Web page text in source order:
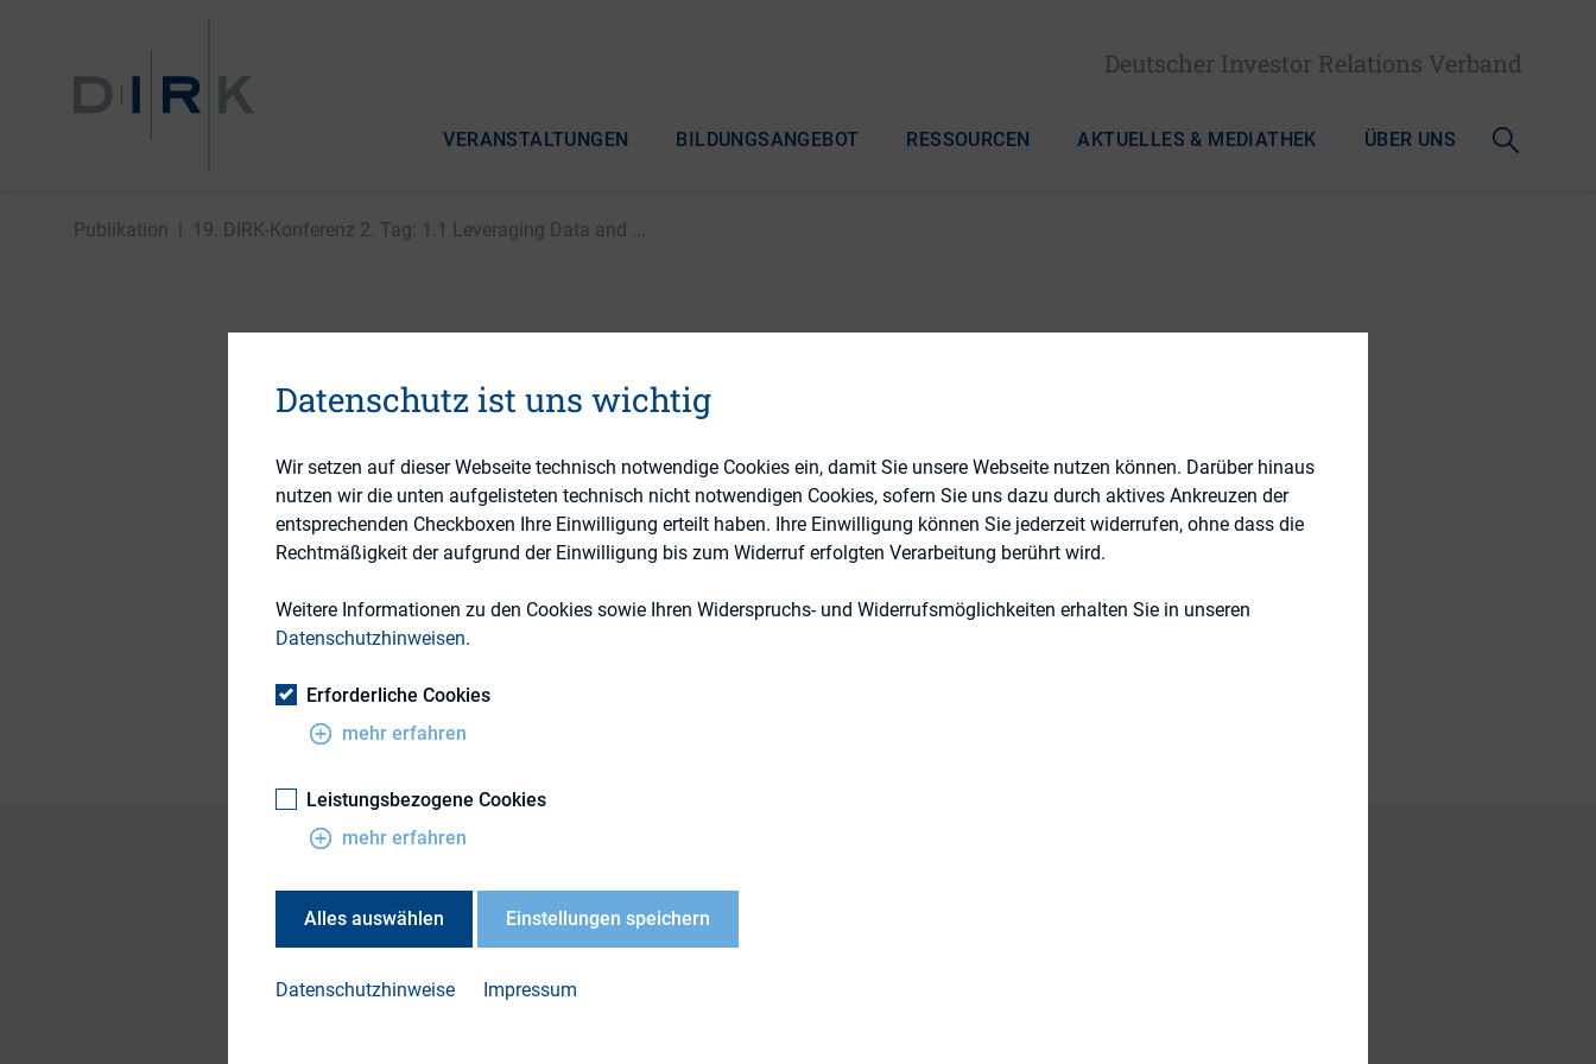
Deutscher Investor Relations Verband
VERANSTALTUNGEN BILDUNGSANGEBOT RESSOURCEN AKTUELLES & MEDIATHEK ÜBER UNS
Publikation 19. DIRK-Konferenz 2. Tag: 1.1 Leveraging Data and ...
Data and Technology to define an
effective investory strategy
Publikationsform
Datenschutz ist uns wichtig
Wir setzen auf dieser Webseite technisch notwendige Cookies ein, damit Sie unsere Webseite nutzen können. Darüber hinaus
nutzen wir die unten aufgelisteten technisch nicht notwendigen Cookies, sofern Sie uns dazu durch aktives Ankreuzen der
entsprechenden Checkboxen Ihre Einwilligung erteilt haben. Ihre Einwilligung können Sie jederzeit widerrufen, ohne dass die
Rechtmäßigkeit der aufgrund der Einwilligung bis zum Widerruf erfolgten Verarbeitung berührt wird.
Weitere Informationen zu den Cookies sowie Ihren Widerspruchs- und Widerrufsmöglichkeiten erhalten Sie in unseren
Datenschutzhinweisen.
Erforderliche Cookies
mehr erfahren
Leistungsbezogene Cookies
mehr erfahren
Alles auswählen Einstellungen speichern
Datenschutzhinweise Impressum